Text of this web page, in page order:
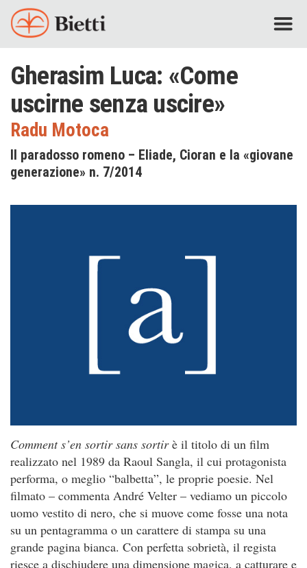
Gherasim Luca: «Come
uscirne senza uscire»
Radu Motoca
Il paradosso romeno – Eliade, Cioran e la «giovane
generazione» n. 7/2014
Comment s’en sortir sans sortirè il titolo di un film
realizzato nel 1989 da Raoul Sangla, il cui protagonista
performa, o meglio “balbetta”, le proprie poesie. Nel
filmato – commenta André Velter – vediamo un piccolo
uomo vestito di nero, che si muove come fosse una nota
su un pentagramma o un carattere di stampa su una
grande pagina bianca. Con perfetta sobrietà, il regista
riesce a dischiudere una dimensione magica, a catturare e